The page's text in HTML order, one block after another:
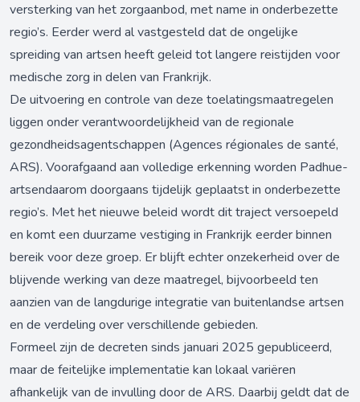
versterking van het zorgaanbod, met name in onderbezette
regio’s. Eerder werd al vastgesteld dat de ongelijke
spreiding van artsen heeft geleid tot langere reistijden voor
medische zorg in delen van Frankrijk.
De uitvoering en controle van deze toelatingsmaatregelen
liggen onder verantwoordelijkheid van de regionale
gezondheidsagentschappen (Agences régionales de santé,
ARS). Voorafgaand aan volledige erkenning worden Padhue-
artsendaarom doorgaans tijdelijk geplaatst in onderbezette
regio’s. Met het nieuwe beleid wordt dit traject versoepeld
en komt een duurzame vestiging in Frankrijk eerder binnen
bereik voor deze groep. Er blijft echter onzekerheid over de
blijvende werking van deze maatregel, bijvoorbeeld ten
aanzien van de langdurige integratie van buitenlandse artsen
en de verdeling over verschillende gebieden.
Formeel zijn de decreten sinds januari 2025 gepubliceerd,
maar de feitelijke implementatie kan lokaal variëren
afhankelijk van de invulling door de ARS. Daarbij geldt dat de